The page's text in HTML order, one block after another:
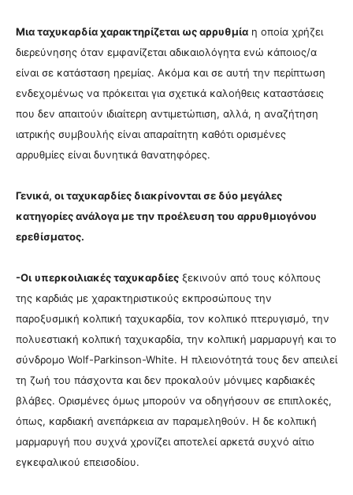
Μια ταχυκαρδία χαρακτηρίζεται ως αρρυθμία η οποία χρήζει
διερεύνησης όταν εμφανίζεται αδικαιολόγητα ενώ κάποιος/α
είναι σε κατάσταση ηρεμίας. Ακόμα και σε αυτή την περίπτωση
ενδεχομένως να πρόκειται για σχετικά καλοήθεις καταστάσεις
που δεν απαιτούν ιδιαίτερη αντιμετώπιση, αλλά, η αναζήτηση
ιατρικής συμβουλής είναι απαραίτητη καθότι ορισμένες
αρρυθμίες είναι δυνητικά θανατηφόρες.
Γενικά, οι ταχυκαρδίες διακρίνονται σε δύο μεγάλες
κατηγορίες ανάλογα με την προέλευση του αρρυθμιογόνου
ερεθίσματος.
-Οι υπερκοιλιακές ταχυκαρδίες ξεκινούν από τους κόλπους
της καρδιάς με χαρακτηριστικούς εκπροσώπους την
παροξυσμική κολπική ταχυκαρδία, τον κολπικό πτερυγισμό, την
πολυεστιακή κολπική ταχυκαρδία, την κολπική μαρμαρυγή και το
σύνδρομο Wolf-Parkinson-White. Η πλειονότητά τους δεν απειλεί
τη ζωή του πάσχοντα και δεν προκαλούν μόνιμες καρδιακές
βλάβες. Ορισμένες όμως μπορούν να οδηγήσουν σε επιπλοκές,
όπως, καρδιακή ανεπάρκεια αν παραμεληθούν. Η δε κολπική
μαρμαρυγή που συχνά χρονίζει αποτελεί αρκετά συχνό αίτιο
εγκεφαλικού επεισοδίου.